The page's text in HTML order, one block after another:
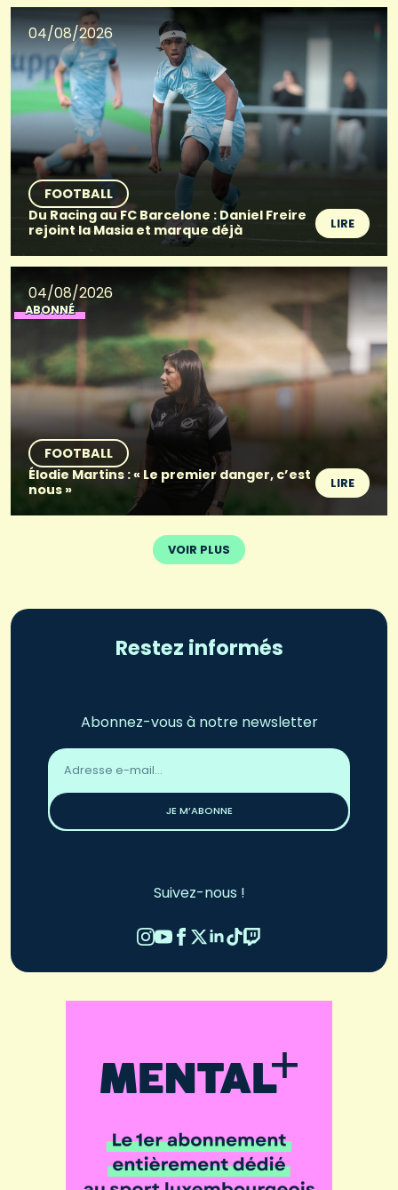
04/08/2026
FOOTBALL
Du Racing au FC Barcelone : Daniel Freire
rejoint la Masia et marque déjà
LIRE
04/08/2026
ABONNÉ
FOOTBALL
Élodie Martins : « Le premier danger, c’est
nous »
LIRE
VOIR PLUS
Restez informés
Abonnez-vous à notre newsletter
Adresse
email
JE M’ABONNE
Suivez-nous !